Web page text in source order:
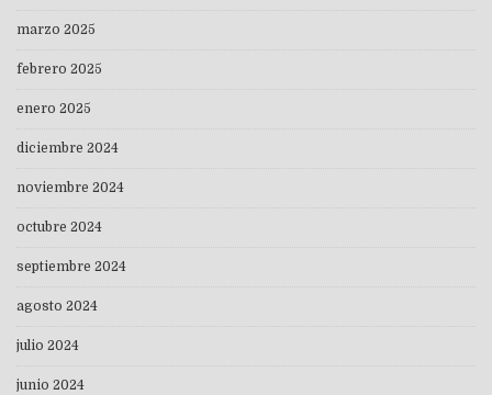
marzo 2025
febrero 2025
enero 2025
diciembre 2024
noviembre 2024
octubre 2024
septiembre 2024
agosto 2024
julio 2024
junio 2024